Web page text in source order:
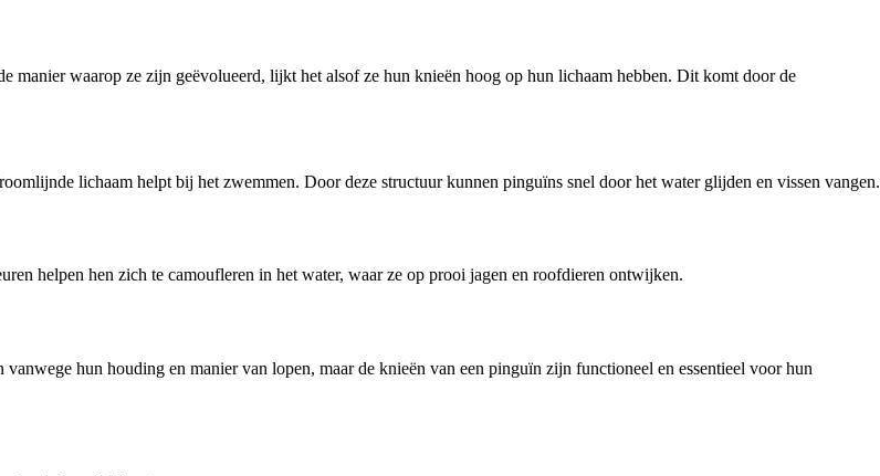
manier waarop ze zijn geëvolueerd, lijkt het alsof ze hun knieën hoog op hun lichaam hebben. Dit komt door de
lichaam helpt bij het zwemmen. Door deze structuur kunnen pinguïns snel door het water glijden en vissen vangen.
helpen hen zich te camoufleren in het water, waar ze op prooi jagen en roofdieren ontwijken.
hun houding en manier van lopen, maar de knieën van een pinguïn zijn functioneel en essentieel voor hun